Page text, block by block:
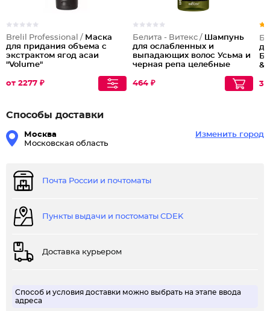
Brelil Professional / Маска
для придания объема с
экстрактом ягод асаи
"Volume"
от 2277 ₽
Белита - Витекс / Шампунь
для ослабленных и
выпадающих волос Усьма и
черная репа целебные
464 ₽
&
Способы доставки
Москва
Московская область
Изменить город
Почта России и почтоматы
Пункты выдачи и постоматы CDEK
Доставка курьером
Способ и условия доставки можно выбрать на этапе ввода
адреса